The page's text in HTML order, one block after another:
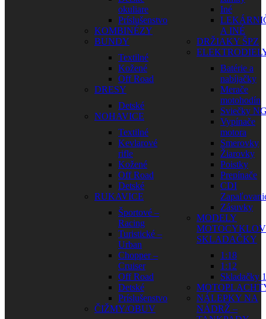
okuliare
Príslušenstvo
KOMBINÉZY
BUNDY
Textilné
Kožené
Off Road
DRESY
Detské
NOHAVICE
Textilné
Kevlarové
rifle
Kožené
Off Road
Detské
RUKAVICE
Športové –
Racing
Turistické –
Urban
Chopper –
Cruiser
Off Road
Detské
Príslušenstvo
ČIŽMY/OBUV
Iné
A INÉ
DRŽIAKY ŠPZ
Batérie a
nabíjačky
Merače
motohodín
Sviečky
Vypínače
motora
Smerovky
Žiarovky
Poistky
Prepínače
CDI
Zásuvky
MODELY
SKLADAČKY
1:18
1:12
Skladačky
NÁLEPKY NA
NÁDRŽ –